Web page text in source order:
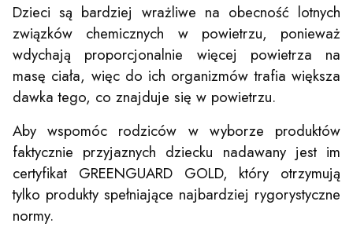
Dzieci są bardziej wrażliwe na obecność lotnych
związków chemicznych w powietrzu, ponieważ
wdychają proporcjonalnie więcej powietrza na
masę ciała, więc do ich organizmów trafia większa
dawka tego, co znajduje się w powietrzu.
Aby wspomóc rodziców w wyborze produktów
faktycznie przyjaznych dziecku nadawany jest im
certyfikat GREENGUARD GOLD, który otrzymują
tylko produkty spełniające najbardziej rygorystyczne
normy.